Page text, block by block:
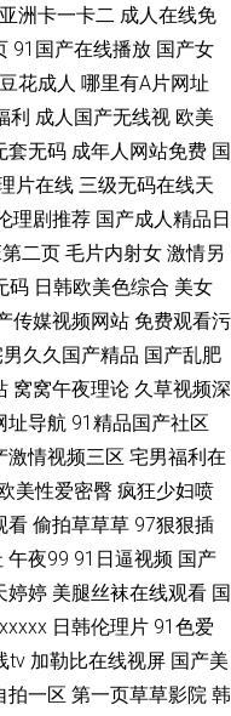
亚洲卡一卡二 成人在线免
91国产在线播放 国产女
花成人 哪里有A片网址
利 成人国产无线视 欧美
套无码 成年人网站免费 国
片在线 三级无码在线天
理剧推荐 国产成人精品日
二页 毛片内射女 激情另
码 日韩欧美色综合 美女
传媒视频网站 免费观看污
久久国产精品 国产乱肥
窝窝午夜理论 久草视频深
址导航 91精品国产社区
激情视频三区 宅男福利在
美性爱密臀 疯狂少妇喷
看 偷拍草草草 97狠狠插
午夜99 91日逼视频 国产
婷婷 美腿丝袜在线观看 国
日韩伦理片 91色爱
tv 加勒比在线视屏 国产美
拍一区 第一页草草影院 韩